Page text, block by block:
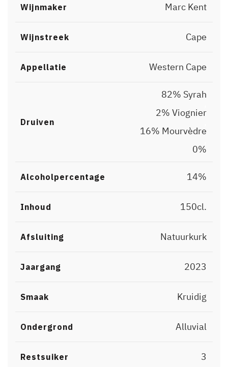
Wijnmaker Marc Kent
Wijnstreek Cape
Appellatie Western Cape
Druiven
0%
16% Mourvèdre
2% Viognier
82% Syrah
Alcoholpercentage 14%
Inhoud 150cl.
Afsluiting Natuurkurk
Jaargang 2023
Smaak Kruidig
Ondergrond Alluvial
Restsuiker 3